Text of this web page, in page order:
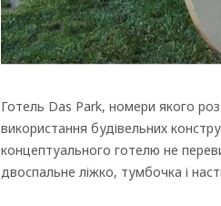
Готель Das Park, номери якого
використання будівельних
концептуального готелю не
двоспальне ліжко, тумбочка і